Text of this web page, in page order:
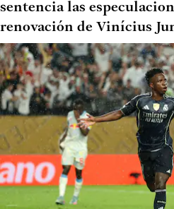
sentencia las
renovación de Vinícius